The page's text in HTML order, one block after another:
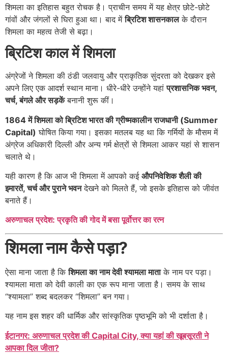
शिमला का इतिहास बहुत रोचक है। प्राचीन समय में यह क्षेत्र छोटे-छोटे
गांवों और जंगलों से घिरा हुआ था। बाद मेंब्रिटिश शासनकालके दौरान
शिमला का महत्व तेजी से बढ़ा।
ब्रिटिश काल में शिमला
अंग्रेजों ने शिमला की ठंडी जलवायु और प्राकृतिक सुंदरता को देखकर इसे
अपने लिए एक आदर्श स्थान माना। धीरे-धीरे उन्होंने यहांप्रशासनिक भवन,
चर्च, बंगले और सड़केंबनानी शुरू कीं।
1864 में शिमला को ब्रिटिश भारत की ग्रीष्मकालीन राजधानी (Summer
Capital) घोषित किया गया। इसका मतलब यह था कि गर्मियों के मौसम में
अंग्रेज अधिकारी दिल्ली और अन्य गर्म क्षेत्रों से शिमला आकर यहां से शासन
चलाते थे।
यही कारण है कि आज भी शिमला में आपको कई औपनिवेशिक शैली की
इमारतें, चर्च और पुराने भवनदेखने को मिलते हैं, जो इसके इतिहास को जीवंत
बनाते हैं।
अरुणाचल प्रदेश: प्रकृति की गोद में बसा पूर्वोत्तर का रत्न
शिमला नाम कैसे पड़ा?
ऐसा माना जाता है किशिमला का नाम देवी श्यामला माताके नाम पर पड़ा।
श्यामला माता को देवी काली का एक रूप माना जाता है। समय के साथ
“श्यामला” शब्द बदलकर “शिमला” बन गया।
यह नाम इस शहर की धार्मिक और सांस्कृतिक पृष्ठभूमि को भी दर्शाता है।
ईटानगर: अरुणाचल प्रदेश की Capital City, क्या यहां की खूबसूरती ने
आपका दिल जीता?